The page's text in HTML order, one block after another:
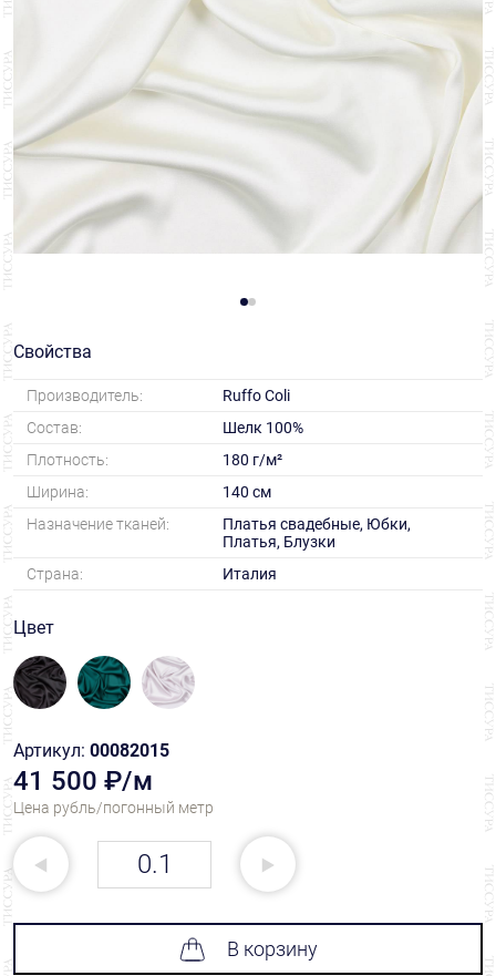
Свойства
Производитель:
Ruffo Coli
Состав:
Шелк 100%
Плотность:
180 г/м²
Ширина:
140 см
Назначение тканей:
Платья свадебные, Юбки,
Платья, Блузки
Страна:
Италия
Цвет
Артикул: 00082015
41 500 ₽/м
Цена рубль/погонный метр
В корзину